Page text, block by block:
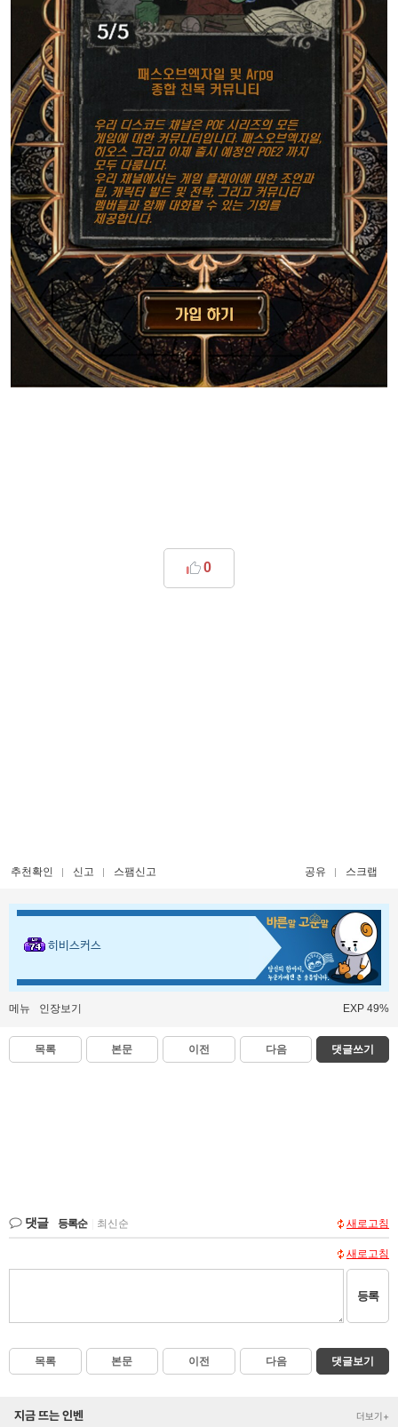
0
추천확인 신고 스팸신고 공유 스크랩
히비스커스
메뉴 인장보기 EXP 49%
목록 본문 이전 다음 댓글쓰기
댓글 등록순 최신순 새로고침
새로고침
등록
목록 본문 이전 다음 댓글보기
지금 뜨는 인벤 더보기+